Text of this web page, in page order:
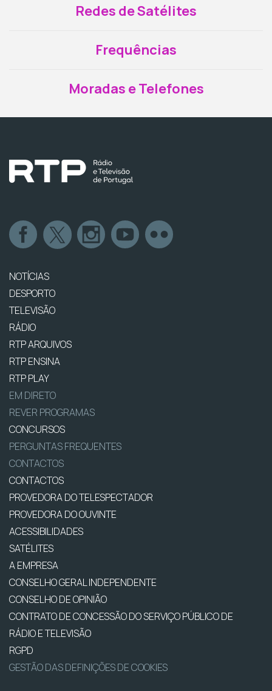
Redes de Satélites
Frequências
Moradas e Telefones
NOTÍCIAS
DESPORTO
TELEVISÃO
RÁDIO
RTP ARQUIVOS
RTP ENSINA
RTP PLAY
EM DIRETO
REVER PROGRAMAS
CONCURSOS
PERGUNTAS FREQUENTES
CONTACTOS
CONTACTOS
PROVEDORA DO TELESPECTADOR
PROVEDORA DO OUVINTE
ACESSIBILIDADES
SATÉLITES
A EMPRESA
CONSELHO GERAL INDEPENDENTE
CONSELHO DE OPINIÃO
CONTRATO DE CONCESSÃO DO SERVIÇO PÚBLICO DE
RÁDIO E TELEVISÃO
RGPD
GESTÃO DAS DEFINIÇÕES DE COOKIES